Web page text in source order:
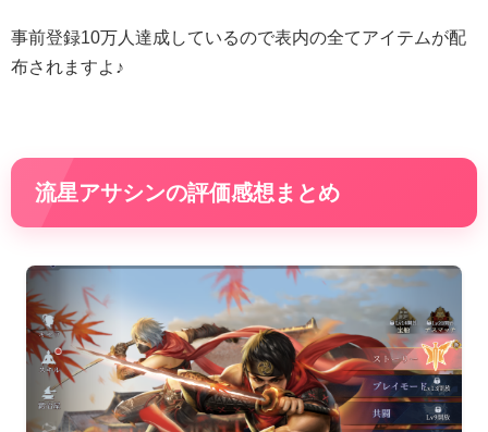
事前登録10万人達成しているので表内の全てアイテムが配
布されますよ♪
流星アサシンの評価感想まとめ